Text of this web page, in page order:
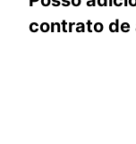
contrato de